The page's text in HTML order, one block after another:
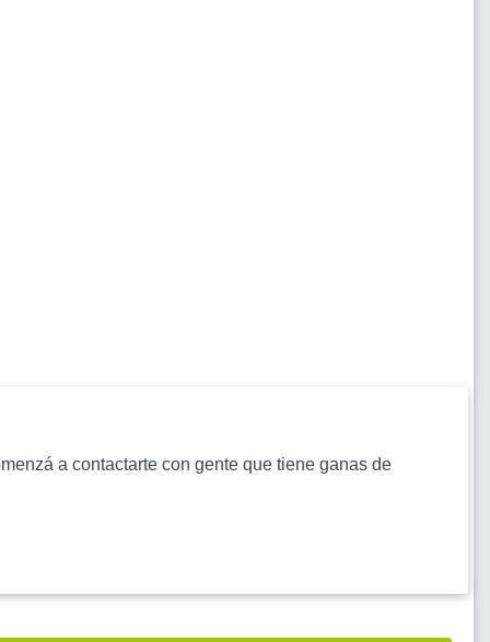
a contactarte con gente que tiene ganas de